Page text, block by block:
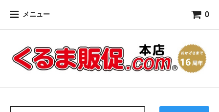
メニュー 0